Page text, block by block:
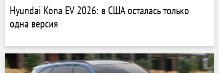
Hyundai Kona EV 2026: в США осталась только
одна версия